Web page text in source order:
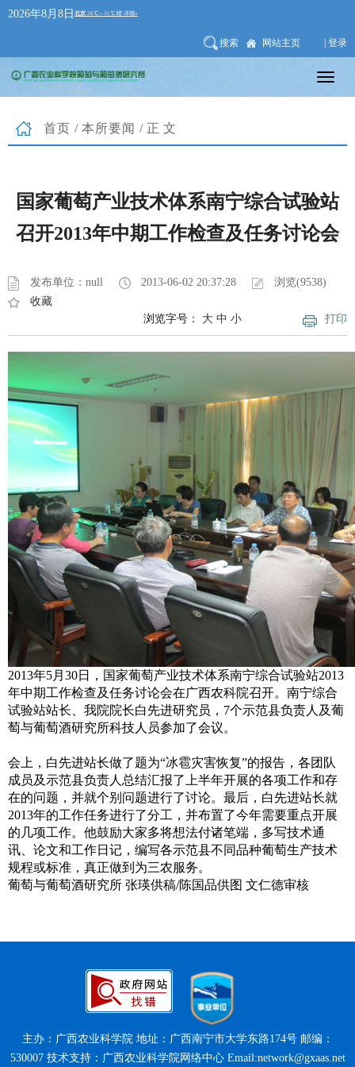
2026年8月8日
搜索 网站主页 | 登录
首页 / 本所要闻 /正文
国家葡萄产业技术体系南宁综合试验站
召开2013年中期工作检查及任务讨论会
发布单位：null 2013-06-02 20:37:28
浏览(9538)
收藏
打印
浏览字号： 大 中 小
2013年5月30日，国家葡萄产业技术体系南宁综合试验站2013
年中期工作检查及任务讨论会在广西农科院召开。南宁综合
试验站站长、我院院长白先进研究员，7个示范县负责人及葡
萄与葡萄酒研究所科技人员参加了会议。
会上，白先进站长做了题为“冰雹灾害恢复”的报告，各团队
成员及示范县负责人总结汇报了上半年开展的各项工作和存
在的问题，并就个别问题进行了讨论。最后，白先进站长就
2013年的工作任务进行了分工，并布置了今年需要重点开展
的几项工作。他鼓励大家多将想法付诸笔端，多写技术通
讯、论文和工作日记，编写各示范县不同品种葡萄生产技术
规程或标准，真正做到为三农服务。
葡萄与葡萄酒研究所 张瑛供稿/陈国品供图 文仁德审核
主办：广西农业科学院 地址：广西南宁市大学东路174号 邮编：
530007 技术支持：广西农业科学院网络中心 Email:network@gxaas.net